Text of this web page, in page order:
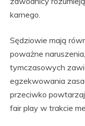
karnego.
Sędziowie mają
poważne
tymczasowych
egzekwowania
przeciwko
fair play w trakcie